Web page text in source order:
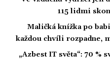
115 lidmi
Maličká knížka po
každou chvíli rozpadne,
„Azbest IT světa“: 70 %